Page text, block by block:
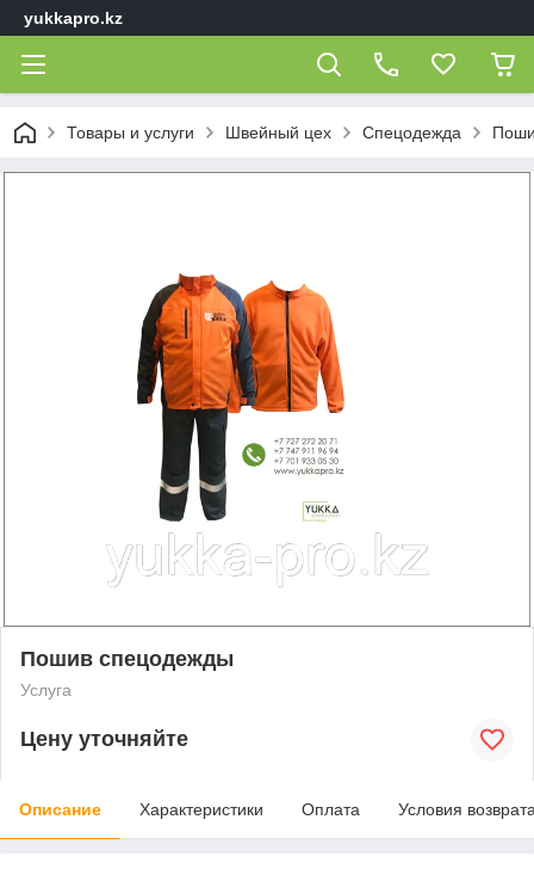
yukkapro.kz
Товары и услуги Швейный цех Спецодежда
Пошив спецодежды
Услуга
Цену уточняйте
Описание Характеристики Оплата Условия